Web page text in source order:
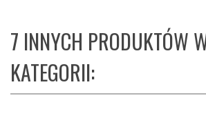
7 INNYCH PRODUKTÓW
KATEGORII: